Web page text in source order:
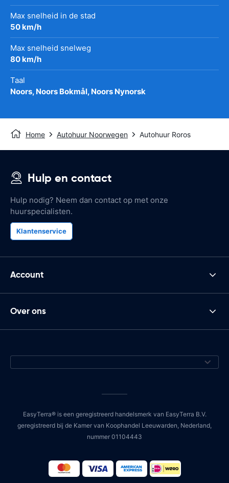
Max snelheid in de stad
50 km/h
Max snelheid snelweg
80 km/h
Taal
Noors, Noors Bokmål, Noors Nynorsk
Home Autohuur Noorwegen Autohuur Roros
Hulp en contact
Hulp nodig? Neem dan contact op met onze
huurspecialisten.
Klantenservice
Account
Over ons
EasyTerra® is een geregistreerd handelsmerk van EasyTerra B.V.
geregistreerd bij de Kamer van Koophandel Leeuwarden, Nederland,
nummer 01104443